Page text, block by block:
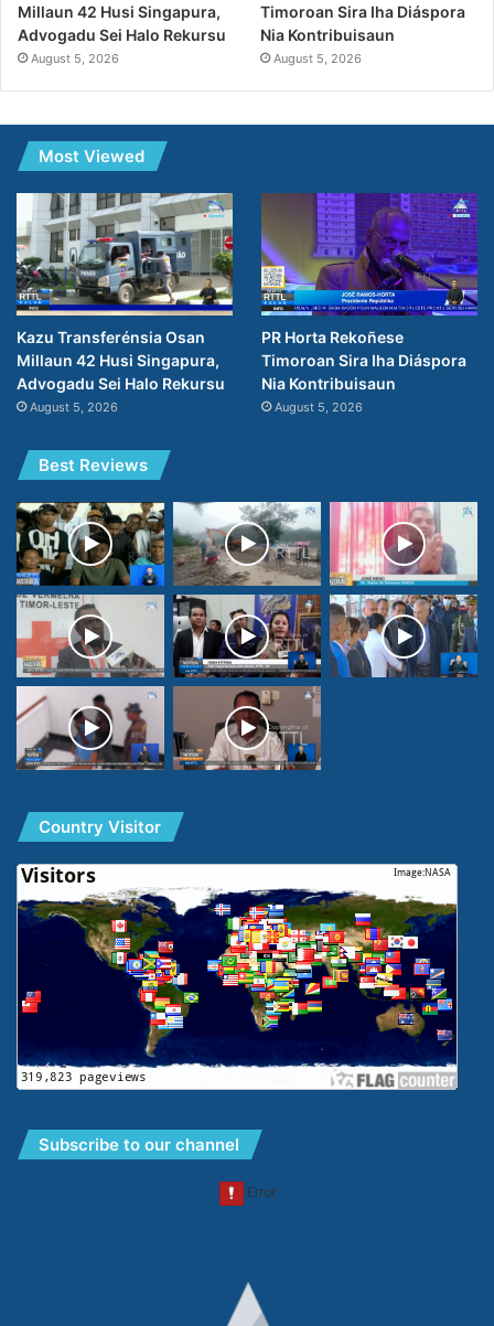
Millaun 42 Husi Singapura,
Advogadu Sei Halo Rekursu
August 5, 2026
Timoroan Sira Iha Diáspora
Nia Kontribuisaun
August 5, 2026
Most Viewed
Kazu Transferénsia Osan
Millaun 42 Husi Singapura,
Advogadu Sei Halo Rekursu
August 5, 2026
PR Horta Rekoñese
Timoroan Sira Iha Diáspora
Nia Kontribuisaun
August 5, 2026
Best Reviews
Country Visitor
Subscribe to our channel